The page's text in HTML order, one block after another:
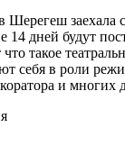
Шерегеш заехала
14 дней будут
такое
себя в роли
и многих